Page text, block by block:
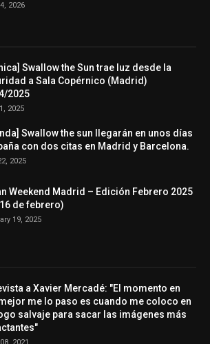
2026
Swallow the Sun trae luz desde la
a Sala Copérnico (Madrid)
2025
2025
Swallow the sun llegarán en unos días
con dos citas en Madrid y Barcelona.
2025
Weekend Madrid – Edición Febrero 2025
de febrero)
19, 2025
a Xavier Mercadé: "El momento en
me lo paso es cuando me coloco en
salvaje para sacar las imágenes más